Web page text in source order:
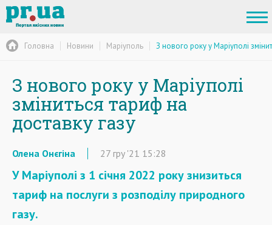
Головна Новини Маріуполь З нового року у Маріуполі
З нового року у Маріуполі
зміниться тариф на
доставку газу
Олена Онєгіна 27 гру '21 15:28
У Маріуполі з 1 січня 2022 року знизиться
тариф на послуги з розподілу природного
газу.